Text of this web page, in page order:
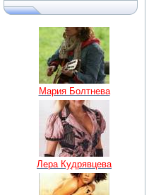
Мария Болтнева
Лера Кудрявцева